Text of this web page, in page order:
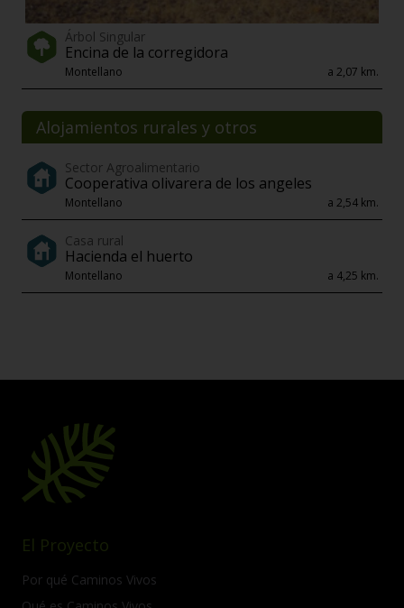
Árbol Singular
Encina de la corregidora
Montellano a 2,07 km.
Alojamientos rurales y otros
Sector Agroalimentario
Cooperativa olivarera de los angeles
Montellano a 2,54 km.
Casa rural
Hacienda el huerto
Montellano a 4,25 km.
El Proyecto
Por qué Caminos Vivos